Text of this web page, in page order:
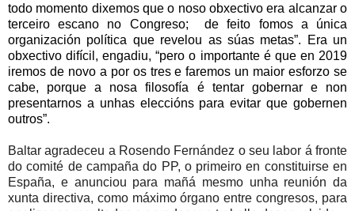
todo momento dixemos que o noso obxectivo era alcanzar o
terceiro escano no Congreso; de feito fomos a única
organización política que revelou as súas metas”. Era un
obxectivo difícil, engadiu, “pero o importante é que en 2019
iremos de novo a por os tres e faremos un maior esforzo se
cabe, porque a nosa filosofía é tentar gobernar e non
presentarnos a unhas eleccións para evitar que gobernen
outros”.
Baltar agradeceu a Rosendo Fernández o seu labor á fronte
do comité de campaña do PP, o primeiro en constituirse en
España, e anunciou para mañá mesmo unha reunión da
xunta directiva, como máximo órgano entre congresos, para